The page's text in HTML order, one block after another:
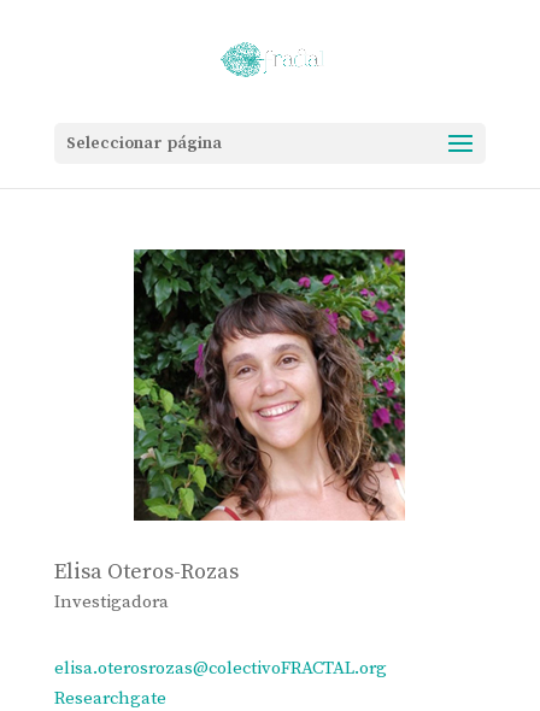
Seleccionar página
Elisa Oteros-Rozas
Investigadora
elisa.oterosrozas@colectivoFRACTAL.org
Researchgate